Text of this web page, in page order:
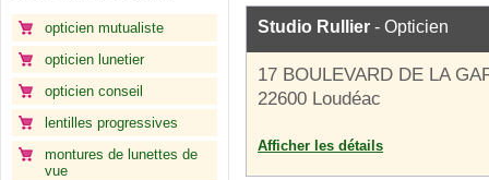
opticien mutualiste
opticien lunetier
opticien conseil
lentilles progressives
montures de lunettes de
vue
Studio Rullier - Opticien
17 BOULEVARD DE LA
22600 Loudéac
Afficher les détails